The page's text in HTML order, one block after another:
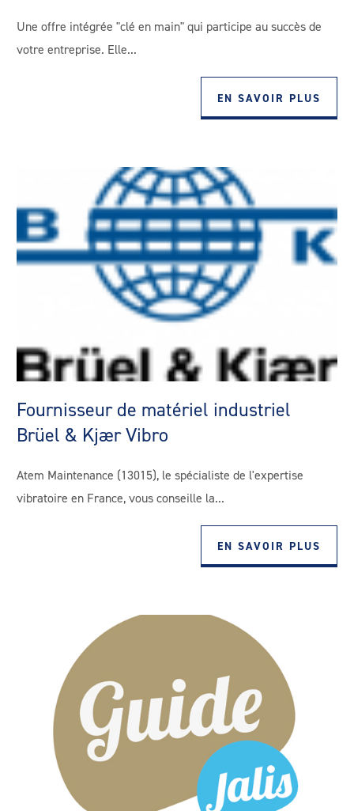
Une offre intégrée "clé en main" qui participe au succès de
votre entreprise. Elle...
EN SAVOIR PLUS
Fournisseur de matériel industriel
Brüel & Kjær Vibro
Atem Maintenance (13015), le spécialiste de l'expertise
vibratoire en France, vous conseille la...
EN SAVOIR PLUS